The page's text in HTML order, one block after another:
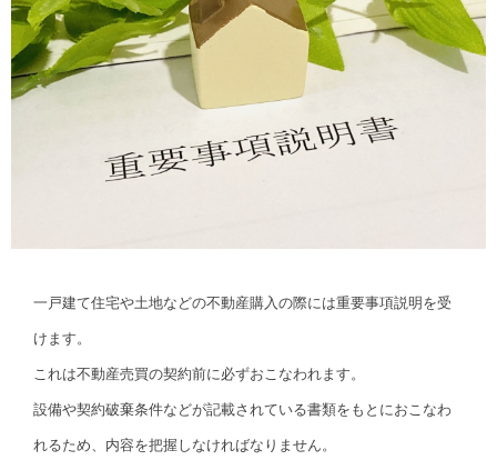
一戸建て住宅や土地などの不動産購入の際には重要事項説明を受
けます。
これは不動産売買の契約前に必ずおこなわれます。
設備や契約破棄条件などが記載されている書類をもとにおこなわ
れるため、内容を把握しなければなりません。